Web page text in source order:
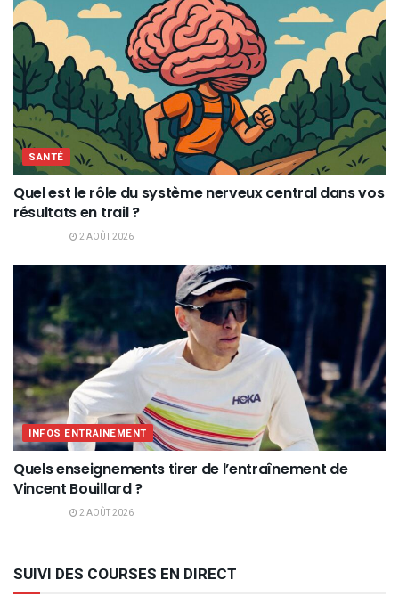
SANTÉ
Quel est le rôle du système nerveux central dans vos
résultats en trail ?
2 AOÛT 2026
INFOS ENTRAINEMENT
Quels enseignements tirer de l’entraînement de
Vincent Bouillard ?
2 AOÛT 2026
SUIVI DES COURSES EN DIRECT